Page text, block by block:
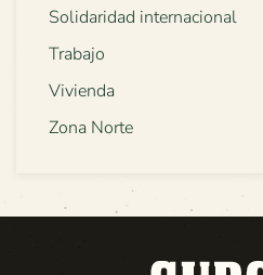
Solidaridad internacional
Trabajo
Vivienda
Zona Norte